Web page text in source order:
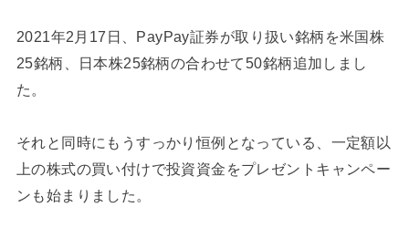
2021年2月17日、PayPay証券が取り扱い銘柄を米国株
25銘柄、日本株25銘柄の合わせて50銘柄追加しまし
た。
それと同時にもうすっかり恒例となっている、一定額以
上の株式の買い付けで投資資金をプレゼントキャンペー
ンも始まりました。